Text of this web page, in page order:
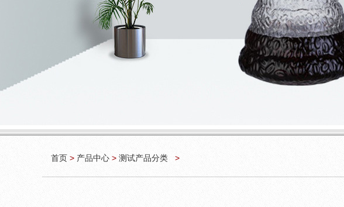
首页 > 产品中心 > 测试产品分类 >